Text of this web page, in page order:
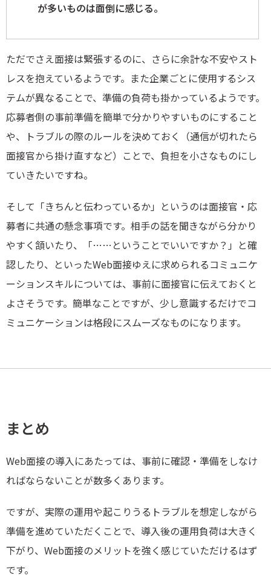
が多いものは面倒に感じる。
ただでさえ面接は緊張するのに、さらに余計な不安やスト
レスを抱えているようです。また企業ごとに使用するシス
テムが異なることで、準備の負荷も掛かっているようです。
応募者側の事前準備を簡単で分かりやすいものにすること
や、トラブルの際のルールを決めておく（通信が切れたら
面接官から掛け直すなど）ことで、負担を小さなものにし
ていきたいですね。
そして「きちんと伝わっているか」というのは面接官・応
募者に共通の懸念事項です。相手の話を聞きながら分かり
やすく頷いたり、「……ということでいいですか？」と確
認したり、といったWeb面接ゆえに求められるコミュニケ
ーションスキルについては、事前に面接官に伝えておくと
よさそうです。簡単なことですが、少し意識するだけでコ
ミュニケーションは格段にスムーズなものになります。
まとめ
Web面接の導入にあたっては、事前に確認・準備をしなけ
ればならないことが数多くあります。
ですが、実際の運用や起こりうるトラブルを想定しながら
準備を進めていただくことで、導入後の運用負荷は大きく
下がり、Web面接のメリットを強く感じていただけるはず
です。